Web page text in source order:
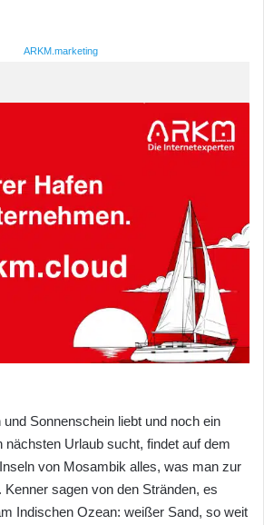
ARKM.marketing
Sonnenschein liebt und noch ein
nächsten Urlaub sucht, findet auf dem
von Mosambik alles, was man zur
Kenner sagen von den Stränden, es
Indischen Ozean: weißer Sand, so weit